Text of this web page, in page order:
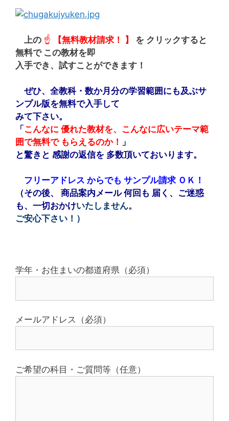
上の ☝ 【無料教材請求！ 】
を クリックすると
無料で この教材を即
入手でき、試すことができます！
ぜひ、全教科・数か月分の学習範囲にも及ぶサ
ンプル版を無料で入手して
みて下さい。
「 こんなに 優れた教材を、こんなに広いテーマ範
囲で無料で もらえるのか！
」
と驚きと 感謝の返信を 多数頂いておいります。
フリーアドレス からでも サンプル請求 ＯＫ！
（その後、 商品案内メール 何回も 届く、ご迷惑
も、一切おかけいたしません。
ご安心下さい！）
学年・お住まいの都道府県（必須）
メールアドレス（必須）
ご希望の科目・ご質問等（任意）